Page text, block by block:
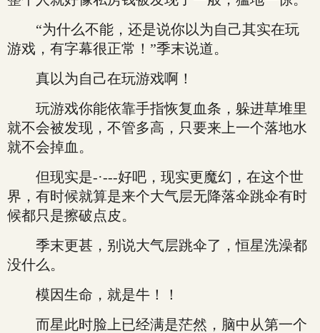
“为什么不能，还是说你以为自己其实在玩
游戏，有字幕很正常！”季末说道。
真以为自己在玩游戏啊！
玩游戏你能依靠手指恢复血条，躲进草堆里
就不会被发现，不管多高，只要来上一个落地水
就不会掉血。
但现实是-·---好吧，现实更魔幻，在这个世
界，有时候就算是来个大气层无降落伞跳伞有时
候都只是擦破点皮。
季末更甚，别说大气层跳伞了，恒星洗澡都
没什么。
模因生命，就是牛！！
而星此时脸上已经满是茫然，脑中从第一个